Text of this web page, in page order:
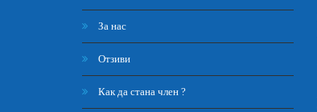
За нас
Отзиви
Как да стана член ?